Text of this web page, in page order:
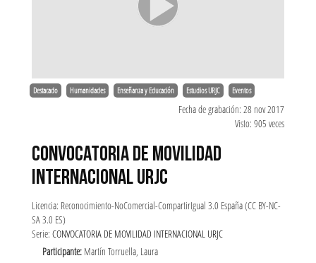
Destacado Humanidades Enseñanza y Educación Estudios URJC Eventos
Fecha de grabación: 28 nov 2017
Visto: 905 veces
CONVOCATORIA DE MOVILIDAD
INTERNACIONAL URJC
Licencia: Reconocimiento-NoComercial-CompartirIgual 3.0 España (CC BY-NC-
SA 3.0 ES)
Serie: CONVOCATORIA DE MOVILIDAD INTERNACIONAL URJC
Participante: Martín Torruella, Laura